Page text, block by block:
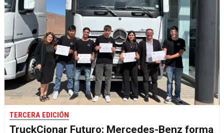
TERCERA EDICIÓN
TruckCionar Futuro: Mercedes-Benz forma